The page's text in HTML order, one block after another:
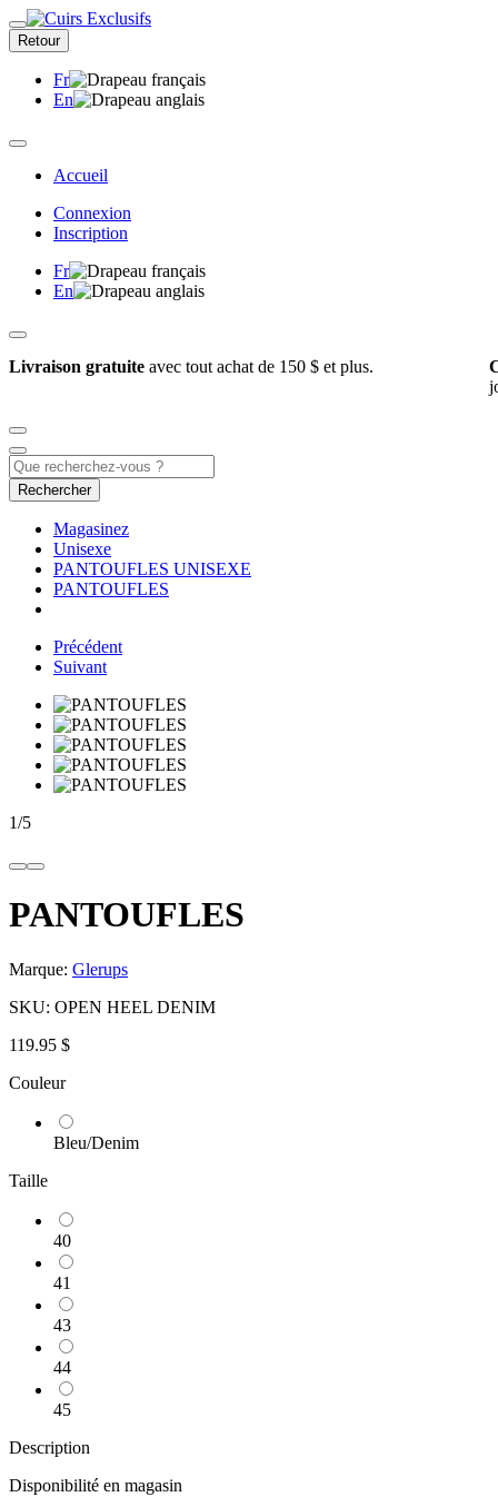
Retour
Fr
En
Accueil
Connexion
Inscription
Fr
En
Livraison gratuite avec tout achat de 150 $ et plus.
Rechercher
Magasinez
Unisexe
PANTOUFLES UNISEXE
PANTOUFLES
Précédent
Suivant
1/5
PANTOUFLES
Marque: Glerups
SKU: OPEN HEEL DENIM
119.95 $
Couleur
Bleu/Denim
Taille
40
41
43
44
45
Description
Disponibilité en magasin